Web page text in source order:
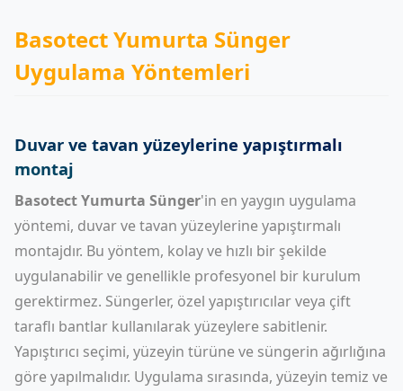
Basotect Yumurta Sünger
Uygulama Yöntemleri
Duvar ve tavan yüzeylerine yapıştırmalı
montaj
Basotect Yumurta Sünger'in en yaygın uygulama
yöntemi, duvar ve tavan yüzeylerine yapıştırmalı
montajdır. Bu yöntem, kolay ve hızlı bir şekilde
uygulanabilir ve genellikle profesyonel bir kurulum
gerektirmez. Süngerler, özel yapıştırıcılar veya çift
taraflı bantlar kullanılarak yüzeylere sabitlenir.
Yapıştırıcı seçimi, yüzeyin türüne ve süngerin ağırlığına
göre yapılmalıdır. Uygulama sırasında, yüzeyin temiz ve